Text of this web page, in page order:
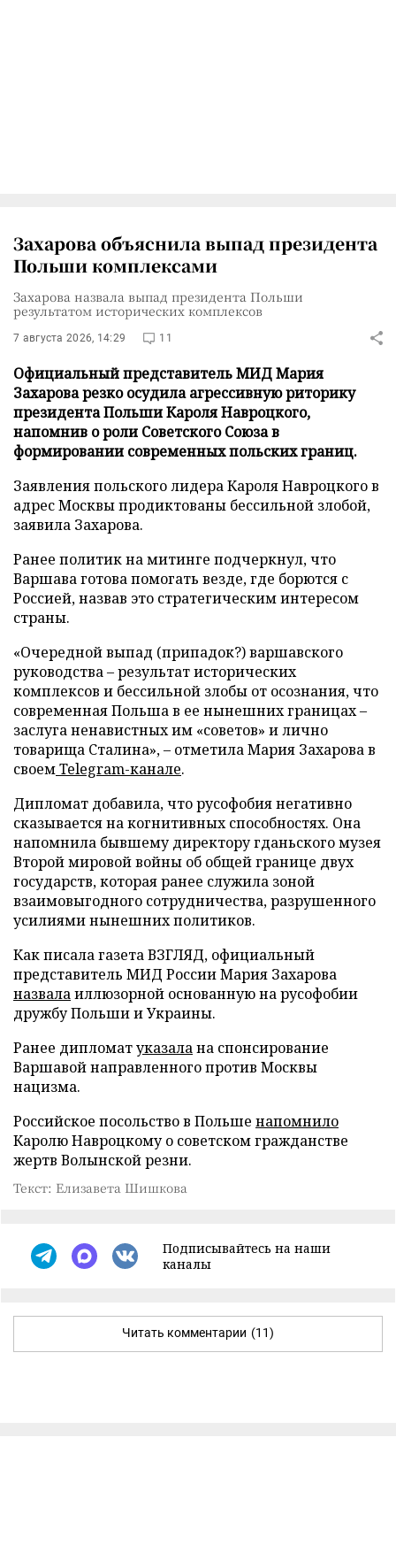
Захарова объяснила выпад президента
Польши комплексами
Захарова назвала выпад президента Польши
результатом исторических комплексов
7 августа 2026, 14:29 11
Официальный представитель МИД Мария
Захарова резко осудила агрессивную риторику
президента Польши Кароля Навроцкого,
напомнив о роли Советского Союза в
формировании современных польских границ.
Заявления польского лидера Кароля Навроцкого в
адрес Москвы продиктованы бессильной злобой,
заявила Захарова.
Ранее политик на митинге подчеркнул, что
Варшава готова помогать везде, где борются с
Россией, назвав это стратегическим интересом
страны.
«Очередной выпад (припадок?) варшавского
руководства – результат исторических
комплексов и бессильной злобы от осознания, что
современная Польша в ее нынешних границах –
заслуга ненавистных им «советов» и лично
товарища Сталина», – отметила Мария Захарова в
своемTelegram-канале.
Дипломат добавила, что русофобия негативно
сказывается на когнитивных способностях. Она
напомнила бывшему директору гданьского музея
Второй мировой войны об общей границе двух
государств, которая ранее служила зоной
взаимовыгодного сотрудничества, разрушенного
усилиями нынешних политиков.
Как писала газета ВЗГЛЯД, официальный
представитель МИД России Мария Захарова
назвалаиллюзорной основанную на русофобии
дружбу Польши и Украины.
Ранее дипломатуказалана спонсирование
Варшавой направленного против Москвы
нацизма.
Российское посольство в Польше напомнило
Каролю Навроцкому о советском гражданстве
жертв Волынской резни.
Текст: Елизавета Шишкова
Подписывайтесь на наши
каналы
Читать комментарии (11)